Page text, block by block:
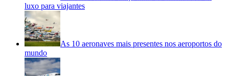
luxo para viajantes
As 10 aeronaves mais presentes nos aeroportos do
mundo